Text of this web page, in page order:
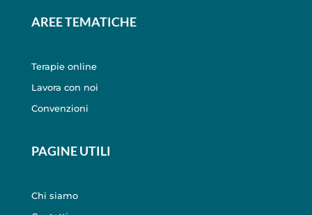
AREE TEMATICHE
Terapie online
Lavora con noi
Convenzioni
PAGINE UTILI
Chi siamo